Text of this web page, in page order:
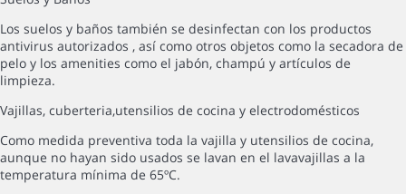
Los suelos y baños también se desinfectan con los productos
antivirus autorizados , así como otros objetos como la secadora de
pelo y los amenities como el jabón, champú y artículos de
limpieza.
Vajillas, cuberteria,utensilios de cocina y electrodomésticos
Como medida preventiva toda la vajilla y utensilios de cocina,
aunque no hayan sido usados se lavan en el lavavajillas a la
temperatura mínima de 65ºC.